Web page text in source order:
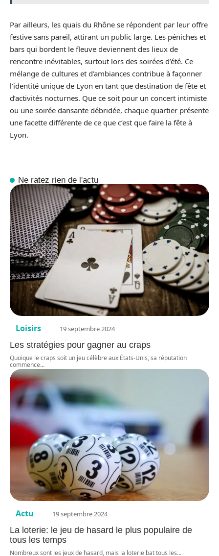
Par ailleurs, les quais du Rhône se répondent par leur offre
festive sans pareil, attirant un public large. Les péniches et
bars qui bordent le fleuve deviennent des lieux de
rencontre inévitables, surtout lors des soirées d’été. Ce
mélange de cultures et d’ambiances contribue à façonner
l’identité unique de Lyon en tant que destination de fête et
d’activités nocturnes. Que ce soit pour un concert intimiste
ou une soirée dansante débridée, chaque quartier présente
une facette différente de ce que c’est que faire la fête à
Lyon.
Ne ratez rien de l'actu
Loisirs 19 septembre 2024
Les stratégies pour gagner au craps
Quoique le craps soit un jeu célèbre aux États-Unis, sa réputation
commence…
Actu 19 septembre 2024
La loterie: le jeu de hasard le plus populaire de
tous les temps
Nombreux sont les jeux de hasard, mais la loterie bat tous les…